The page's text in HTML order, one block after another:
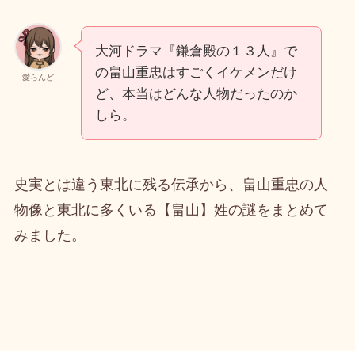
愛らんど
大河ドラマ『鎌倉殿の１３人』で
の畠山重忠はすごくイケメンだけ
ど、本当はどんな人物だったのか
しら。
史実とは違う東北に残る伝承から、畠山重忠の人
物像と東北に多くいる【畠山】姓の謎をまとめて
みました。